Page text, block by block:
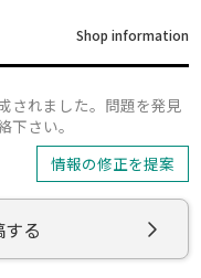
Shop information
されました。問題を発見
さい。
情報の修正を提案
る